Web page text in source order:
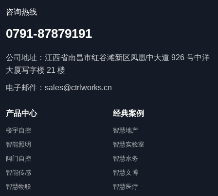
咨询热线
0791-87879191
公司地址：江西省南昌市红谷滩新区凤凰中大道 926 号中洋
大厦写字楼 21 楼
电子邮件：sales@ctrlworks.cn
产品中心
楼宇自控
智能照明
阀门自控
智能传感
智慧物联
经典案例
智慧地产
智慧实验室
智慧水务
智慧文博
智慧医疗